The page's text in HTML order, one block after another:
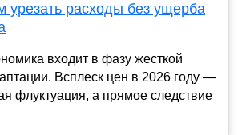
урезать расходы без ущерба
входит в фазу жесткой
Всплеск цен в 2026 году —
флуктуация, а прямое следствие